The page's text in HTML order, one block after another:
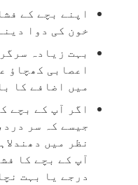
اپنے بچے کے
خون کی دوا
بہت زیادہ
اعصابی کھچاؤ
میں اضافے کا
اگر آپ کے بچے
جیسے کہ سر
نظر میں
آپ کے بچے کا
درجے یا بہت